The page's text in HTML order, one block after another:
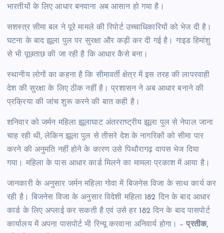
भारतीयों के लिए आधार बनवाना अब आसान हो गया है।
सशस्त्र सीमा बल ने पूरे मामले की रिपोर्ट उच्चाधिकारियों को भेज दी है।
घटना के बाद झूला पुल पर सुरक्षा और कड़ी कर दी गई है। गाइड हिमांशु
से भी पूछताछ की जा रही है कि आधार कैसे बना।
स्थानीय लोगों का कहना है कि सीमावर्ती क्षेत्र में इस तरह की लापरवाही
देश की सुरक्षा के लिए ठीक नहीं है। प्रशासन ने अब आधार बनाने की
प्रक्रिया की जांच शुरू करने की बात कही है।
शनिवार को जर्मन महिला झूलाघाट अंतरराष्ट्रीय झूला पुल से नेपाल जाना
चाह रही थी, लेकिन झूला पुल से तीसरे देश के नागरिकों को सीमा पार
करने की अनुमति नहीं होने के कारण उसे पिथौरागढ़ वापस भेज दिया
गया। महिला के पास आधार कार्ड मिलने का मामला प्रकाश में आया है।
जानकारी के अनुसार जर्मन महिला गोवा में बिजनेस विजा के साथ कार्य कर
रही है। बिजनेस विजा के अनुसार विदेशी महिला 182 दिन के बाद आधार
कार्ड के लिए अप्लाई कर सकती है एवं उसे हर 182 दिन के बाद पासपोर्ट
कार्यालय में अपना पासपोर्ट भी रिन्यू करवाना अनिवार्य होगा। –प्रतीक,